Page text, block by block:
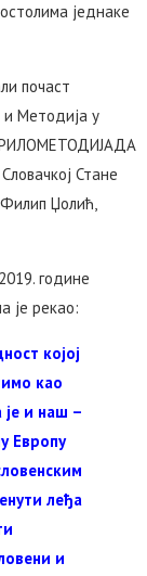
једнаке
почаст
Методија у
Стане
Џолић,
године
је рекао:
којој
као
и наш –
Европу
леђа
и